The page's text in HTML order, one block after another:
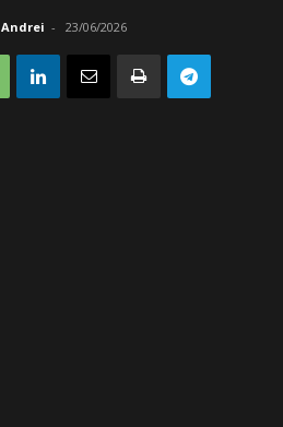
Andrei - 23/06/2026